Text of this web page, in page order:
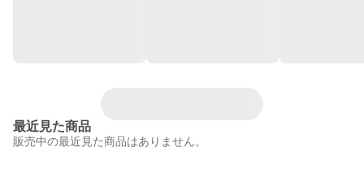
最近見た商品
販売中の最近見た商品はありません。